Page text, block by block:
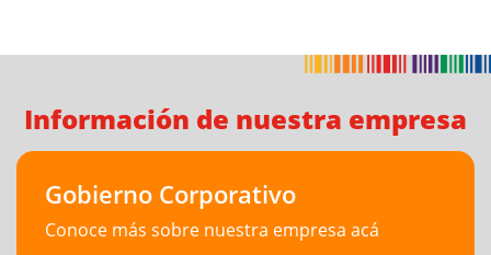
Información de nuestra empresa
Gobierno Corporativo
Conoce más sobre nuestra empresa acá